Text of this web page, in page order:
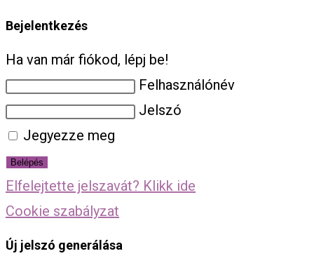
Bejelentkezés
Ha van már fiókod, lépj be!
Felhasználónév
Jelszó
Jegyezze meg
Belépés
Elfelejtette jelszavát? Klikk ide
Cookie szabályzat
Új jelszó generálása